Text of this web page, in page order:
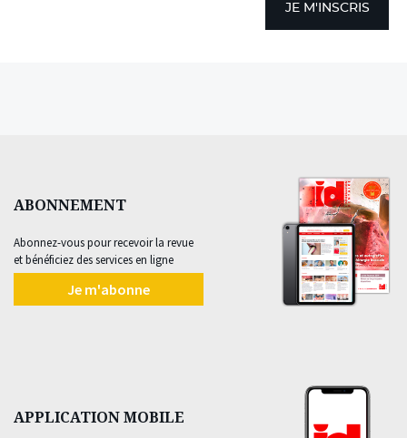
JE M'INSCRIS
ABONNEMENT
Abonnez-vous pour recevoir la revue
et bénéficiez des services en ligne
Je m'abonne
APPLICATION MOBILE